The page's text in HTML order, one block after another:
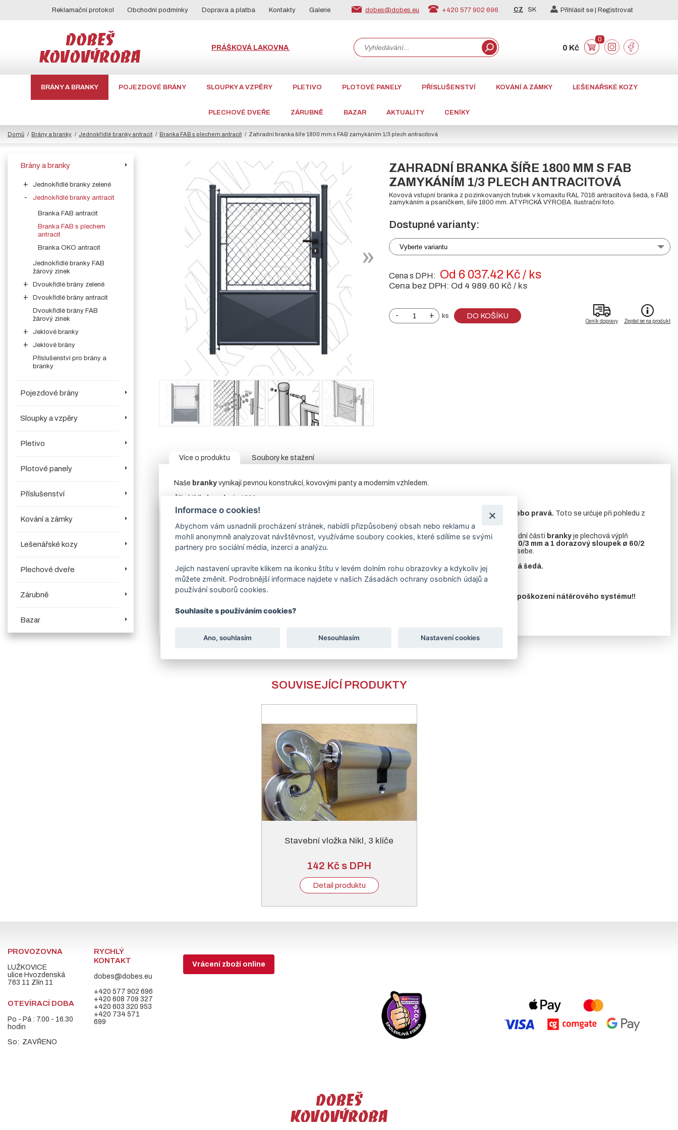
Reklamační protokol Obchodní podmínky Doprava a platba Kontakty Galerie dobes@dobes.eu +420 577 902 696 CZ SK Přihlásit se | Registrovat
PRÁŠKOVÁ LAKOVNA 0 Kč
0
BRÁNY A BRANKY POJEZDOVÉ BRÁNY SLOUPKY A VZPĚRY PLETIVO PLOTOVÉ PANELY PŘÍSLUŠENSTVÍ KOVÁNÍ A ZÁMKY LEŠENÁŘSKÉ KOZY
PLECHOVÉ DVEŘE ZÁRUBNĚ BAZAR AKTUALITY CENÍKY
Domů Brány a branky Jednokřídlé branky antracit Branka FAB s plechem antracit Zahradní branka šíře 1800 mm s FAB zamykáním 1/3 plech antracitová
Brány a branky
Jednokřídlé branky zelené
Jednokřídlé branky antracit
Branka FAB antracit
Branka FAB s plechem
antracit
Branka OKO antracit
Jednokřídlé branky FAB
žárový zinek
Dvoukřídlé brány zelené
Dvoukřídlé brány antracit
Dvoukřídlé brány FAB
žárový zinek
Jeklové branky
Jeklové brány
Příslušenství pro brány a
branky
Pojezdové brány
Sloupky a vzpěry
Pletivo
Plotové panely
Příslušenství
Kování a zámky
Lešenářské kozy
Plechové dveře
Zárubně
Bazar
ZAHRADNÍ BRANKA ŠÍŘE 1800 MM S FAB
ZAMYKÁNÍM 1/3 PLECH ANTRACITOVÁ
Kovová vstupní branka z pozinkovaných trubek v komaxitu RAL 7016 antracitová šedá, s FAB
zamykáním a psaníčkem, šíře 1800 mm. ATYPICKÁ VÝROBA. Ilustrační foto.
Dostupné varianty:
Vyberte variantu
Cena s DPH: Od 6 037.42 Kč / ks
Cena bez DPH: Od 4 989.60 Kč / ks
- + ks DO KOŠÍKU
Ceník dopravy Zeptat se na produkt
Více o produktu Soubory ke stažení
Naše branky vynikají pevnou konstrukcí, kovovými panty a moderním vzhledem.
Šíře křídla branky
je 1800 mm.
V objednávací tabulce e-shopu vyberte požadované parametry – výšku a otvírání branky levá, nebo pravá. Toto se určuje při pohledu z
ulice, kde psaníčko je směrem k nám a panty jsou na levé nebo pravé straně.
Konstrukce branky je vyrobena z pozinkovaných trubek. Zavírání na kliku se zámkem pro vložku FAB. Ve spodní části branky je plechová výplň
(psaníčko). Výplet poplastovaným pletivem v antracitové barvě.
60/3 mm a 1 dorazový sloupek ø 60/2
mm , 2 kusy stavitelných pantů, zámek, klika a dorazový díl se šroubem. Branku lze tedy otevírat k sobě i od sebe.
Povrchová úpravaje prováděna práškovým lakováním – komaxitováním barvou vRAL 7016 – antracitová šedá.
Mezi souvisejícími produkty naleznetestavební vložku, která není součástí dodávky.
Upozorňujeme zákazníky, aby zboží zabalené ve fólii a obalech nevystavovali dešti, může dojít k poškození nátěrového systému!!
SOUVISEJÍCÍ PRODUKTY
Stavební vložka Nikl, 3 klíče
142 Kč s DPH
Detail produktu
PROVOZOVNA
LUŽKOVICE
ulice Hvozdenská
763 11 Zlín 11
OTEVÍRACÍ DOBA
Po - Pá : 7.00 - 16.30
hodin
So: ZAVŘENO
RYCHLÝ
KONTAKT
dobes@dobes.eu
+420 577 902 696
+420 608 709 327
+420 603 320 953
+420 734 571
699
Vrácení zboží online
Informace o cookies!
Abychom vám usnadnili procházení stránek, nabídli přizpůsobený obsah nebo reklamu a
mohli anonymně analyzovat návštěvnost, využíváme soubory cookies, které sdílíme se svými
partnery pro sociální média, inzerci a analýzu.
Jejich nastavení upravíte klikem na ikonku štítu v levém dolním rohu obrazovky a kdykoliv jej
můžete změnit. Podrobnější informace najdete v našich Zásadách ochrany osobních údajů a
používání souborů cookies.
Souhlasíte s používáním cookies?
Ano, souhlasím Nesouhlasím Nastavení cookies